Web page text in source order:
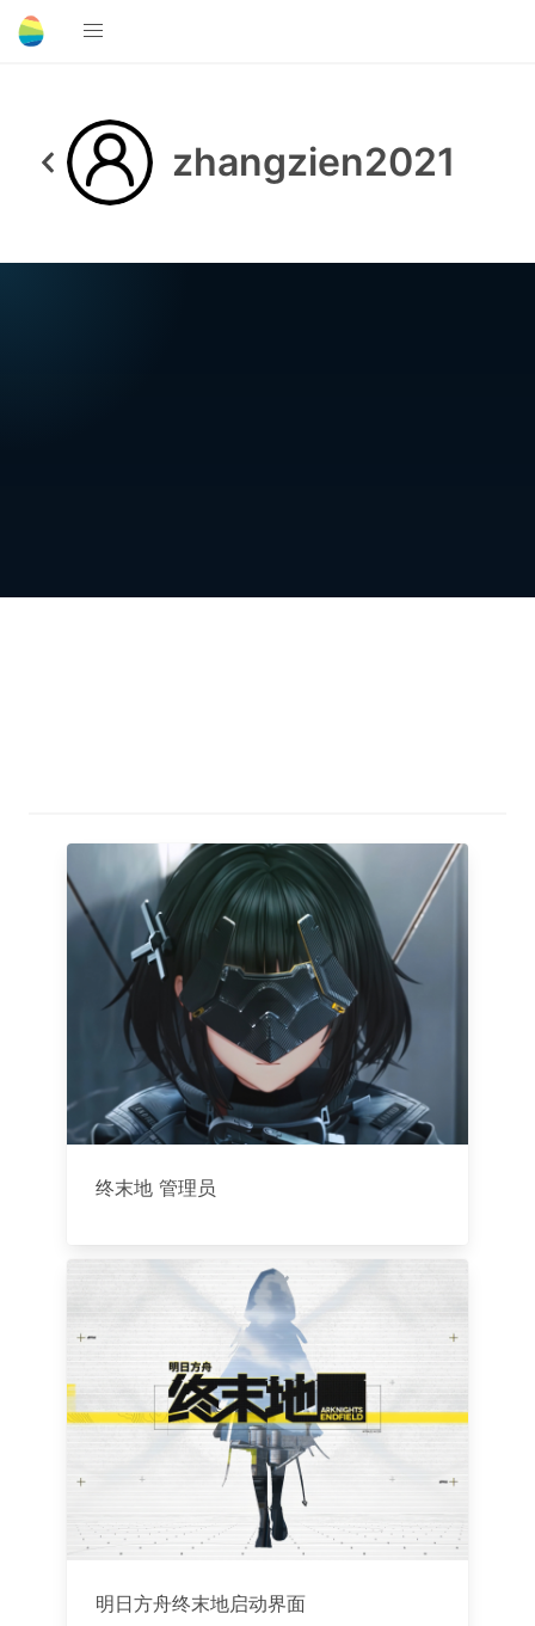
zhangzien2021
终末地 管理员
明日方舟终末地启动界面